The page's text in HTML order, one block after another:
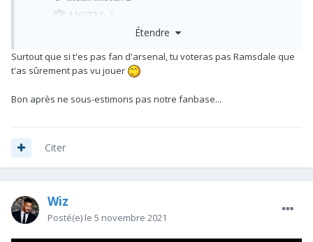
Étendre
Surtout que si t'es pas fan d'arsenal, tu voteras pas Ramsdale que
t'as sûrement pas vu jouer
Bon après ne sous-estimons pas notre fanbase...
Citer
Wiz
Posté(e) le 5 novembre 2021